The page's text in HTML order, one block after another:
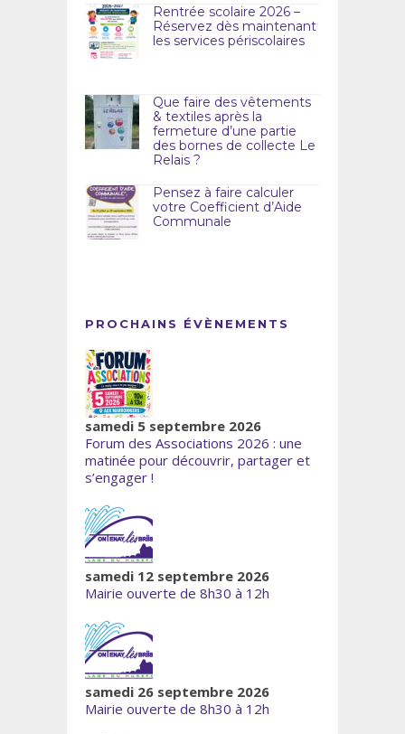
Rentrée scolaire 2026 –
Réservez dès maintenant
les services périscolaires
Que faire des vêtements
& textiles après la
fermeture d’une partie
des bornes de collecte Le
Relais ?
Pensez à faire calculer
votre Coefficient d’Aide
Communale
PROCHAINS ÉVÈNEMENTS
samedi 5 septembre 2026
Forum des Associations 2026 : une
matinée pour découvrir, partager et
s’engager !
samedi 12 septembre 2026
Mairie ouverte de 8h30 à 12h
samedi 26 septembre 2026
Mairie ouverte de 8h30 à 12h